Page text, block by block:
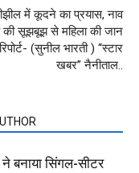
में कूदने का प्रयास, नाव
सूझबूझ से महिला की जान
(सुनील भारती ) “स्टार
खबर” नैनीताल..
ने बनाया सिंगल-सीटर